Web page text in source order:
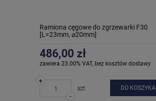
Ramiona cęgowe do zgrzewarki F30
[L=23mm, ⌀20mm]
486,00 zł
zawiera 23.00% VAT, bez kosztów dostawy
-
+
szt. DO KOSZYKA